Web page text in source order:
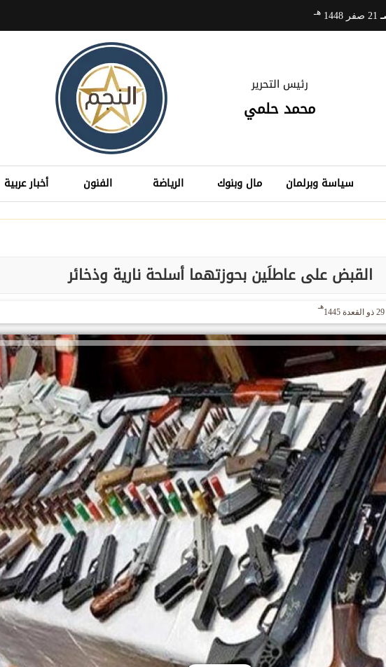
21 صفر 1448 هـ
رئيس التحرير
محمد حلمي
سياسة وبرلمان مال وبنوك الرياضة الفنون أخبار عربية
القبض على عاطلَين بحوزتهما أسلحة نارية وذخائر
29 ذو القعدة 1445
هـ